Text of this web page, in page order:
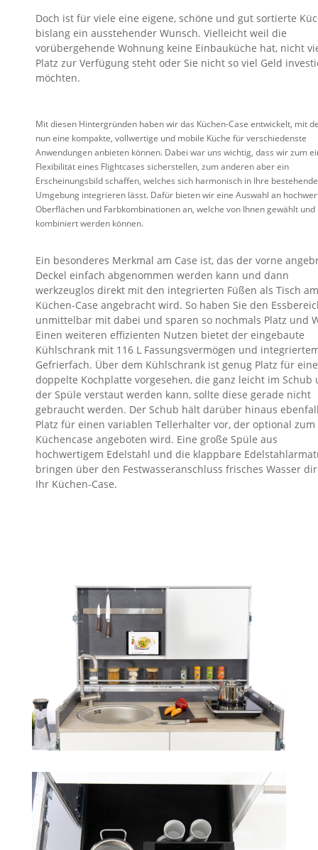
Doch ist für viele eine eigene, schöne und gut sortierte
bislang ein ausstehender Wunsch. Vielleicht weil die
vorübergehende Wohnung keine Einbauküche hat, nicht
Platz zur Verfügung steht oder Sie nicht so viel Geld
möchten.
Mit diesen Hintergründen haben wir das Küchen-Case entwickelt, mit
nun eine kompakte, vollwertige und mobile Küche für verschiedenste
Anwendungen anbieten können. Dabei war uns wichtig, dass wir zum
Flexibilität eines Flightcases sicherstellen, zum anderen aber ein
Erscheinungsbild schaffen, welches sich harmonisch in Ihre bestehende
Umgebung integrieren lässt. Dafür bieten wir eine Auswahl an
Oberflächen und Farbkombinationen an, welche von Ihnen gewählt und
kombiniert werden können.
Ein besonderes Merkmal am Case ist, das der vorne
Deckel einfach abgenommen werden kann und dann
werkzeuglos direkt mit den integrierten Füßen als Tisch am
Küchen-Case angebracht wird. So haben Sie den
unmittelbar mit dabei und sparen so nochmals Platz und
Einen weiteren effizienten Nutzen bietet der eingebaute
Kühlschrank mit 116 L Fassungsvermögen und
Gefrierfach. Über dem Kühlschrank ist genug Platz für eine
doppelte Kochplatte vorgesehen, die ganz leicht im Schub
der Spüle verstaut werden kann, sollte diese gerade nicht
gebraucht werden. Der Schub hält darüber hinaus
Platz für einen variablen Tellerhalter vor, der optional zum
Küchencase angeboten wird. Eine große Spüle aus
hochwertigem Edelstahl und die klappbare
bringen über den Festwasseranschluss frisches Wasser
Ihr Küchen-Case.